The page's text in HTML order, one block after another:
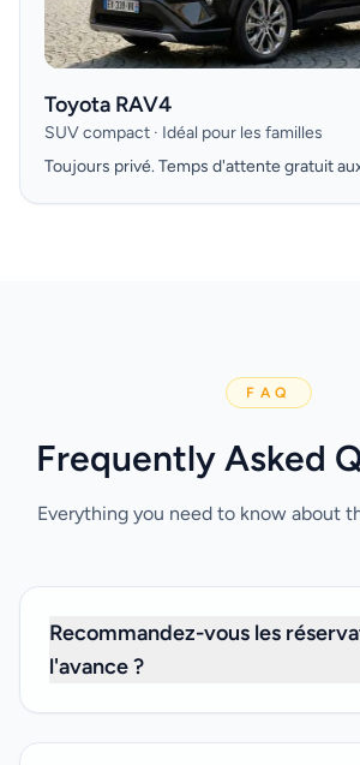
Toyota RAV4
SUV compact · Idéal pour les familles
Toujours privé. Temps d'attente gratuit
FAQ
Frequently Asked
Everything you need to know about
Recommandez-vous les
l'avance ?